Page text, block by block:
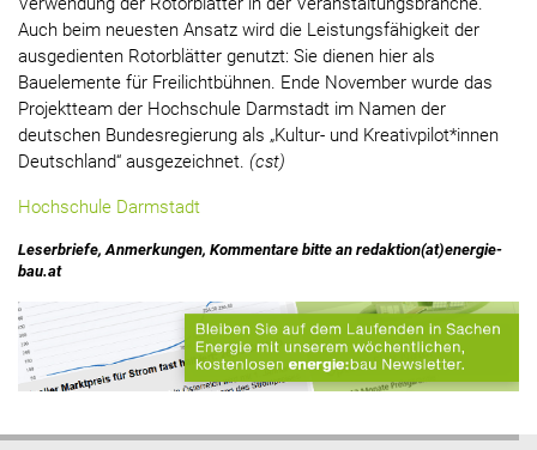
Auch beim neuesten Ansatz wird die Leistungsfähigkeit der
ausgedienten Rotorblätter genutzt: Sie dienen hier als
Bauelemente für Freilichtbühnen. Ende November wurde das
Projektteam der Hochschule Darmstadt im Namen der
deutschen Bundesregierung als „Kultur- und Kreativpilot*innen
Deutschland“ ausgezeichnet. (cst)
Hochschule Darmstadt
Leserbriefe, Anmerkungen, Kommentare bitte an redaktion(at)energie-
bau.at